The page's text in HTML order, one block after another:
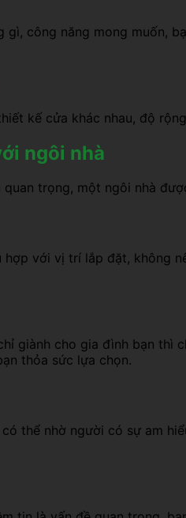
gì, công năng mong muốn,
kế cửa khác nhau, độ
ngôi nhà
trọng, một ngôi nhà
hợp với vị trí lắp đặt, không
giành cho gia đình bạn thì
thỏa sức lựa chọn.
thể nhờ người có sự am